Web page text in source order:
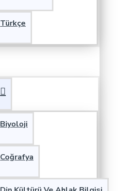
Türkçe
Biyoloji
Coğrafya